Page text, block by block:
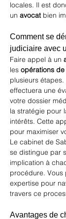
locales. Il est
un avocat bien
Comment se
judiciaire avec
Faire appel à un
les opérations
plusieurs étapes.
effectuera une
votre dossier
la stratégie pour
intérêts. Cette
pour maximiser
Le cabinet de
se distingue par
implication à
procédure. Vous
expertise pour
travers ce
Avantages de